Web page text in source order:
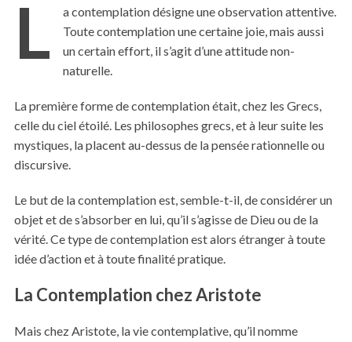
:
L
a contemplation désigne une observation attentive.
Toute contemplation une certaine joie, mais aussi
un certain effort, il s’agit d’une attitude non-
naturelle.
La première forme de contemplation était, chez les Grecs,
celle du ciel étoilé. Les philosophes grecs, et à leur suite les
mystiques, la placent au-dessus de la pensée rationnelle ou
discursive.
Le but de la contemplation est, semble-t-il, de considérer un
objet et de s’absorber en lui, qu’il s’agisse de Dieu ou de la
vérité. Ce type de contemplation est alors étranger à toute
idée d’action et à toute finalité pratique.
La Contemplation chez Aristote
Mais chez Aristote, la vie contemplative, qu’il nomme